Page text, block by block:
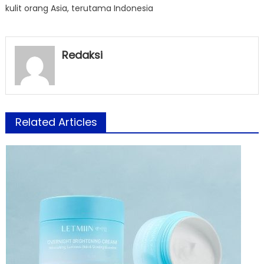
kulit orang Asia, terutama Indonesia
Redaksi
Related Articles